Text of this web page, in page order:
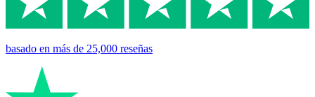
basado en más de 25,000 reseñas